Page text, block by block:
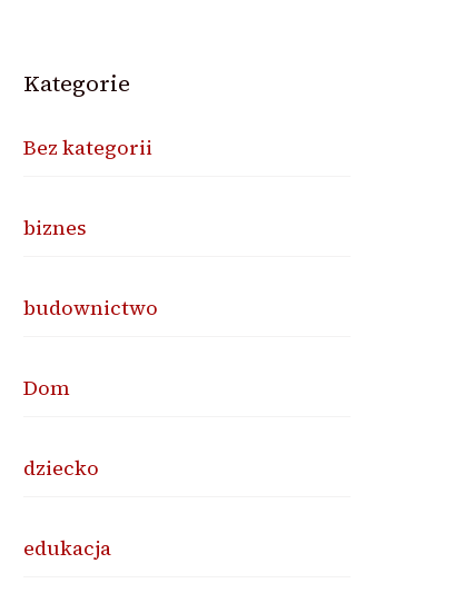
Kategorie
Bez kategorii
biznes
budownictwo
Dom
dziecko
edukacja